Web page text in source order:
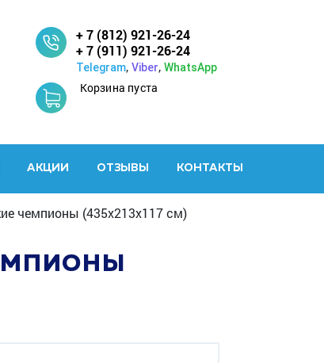
+ 7 (812) 921-26-24
+ 7 (911) 921-26-24
Telegram, Viber, WhatsApp
Корзина пуста
АКЦИИ ОТЗЫВЫ КОНТАКТЫ
чемпионы (435х213х117 см)